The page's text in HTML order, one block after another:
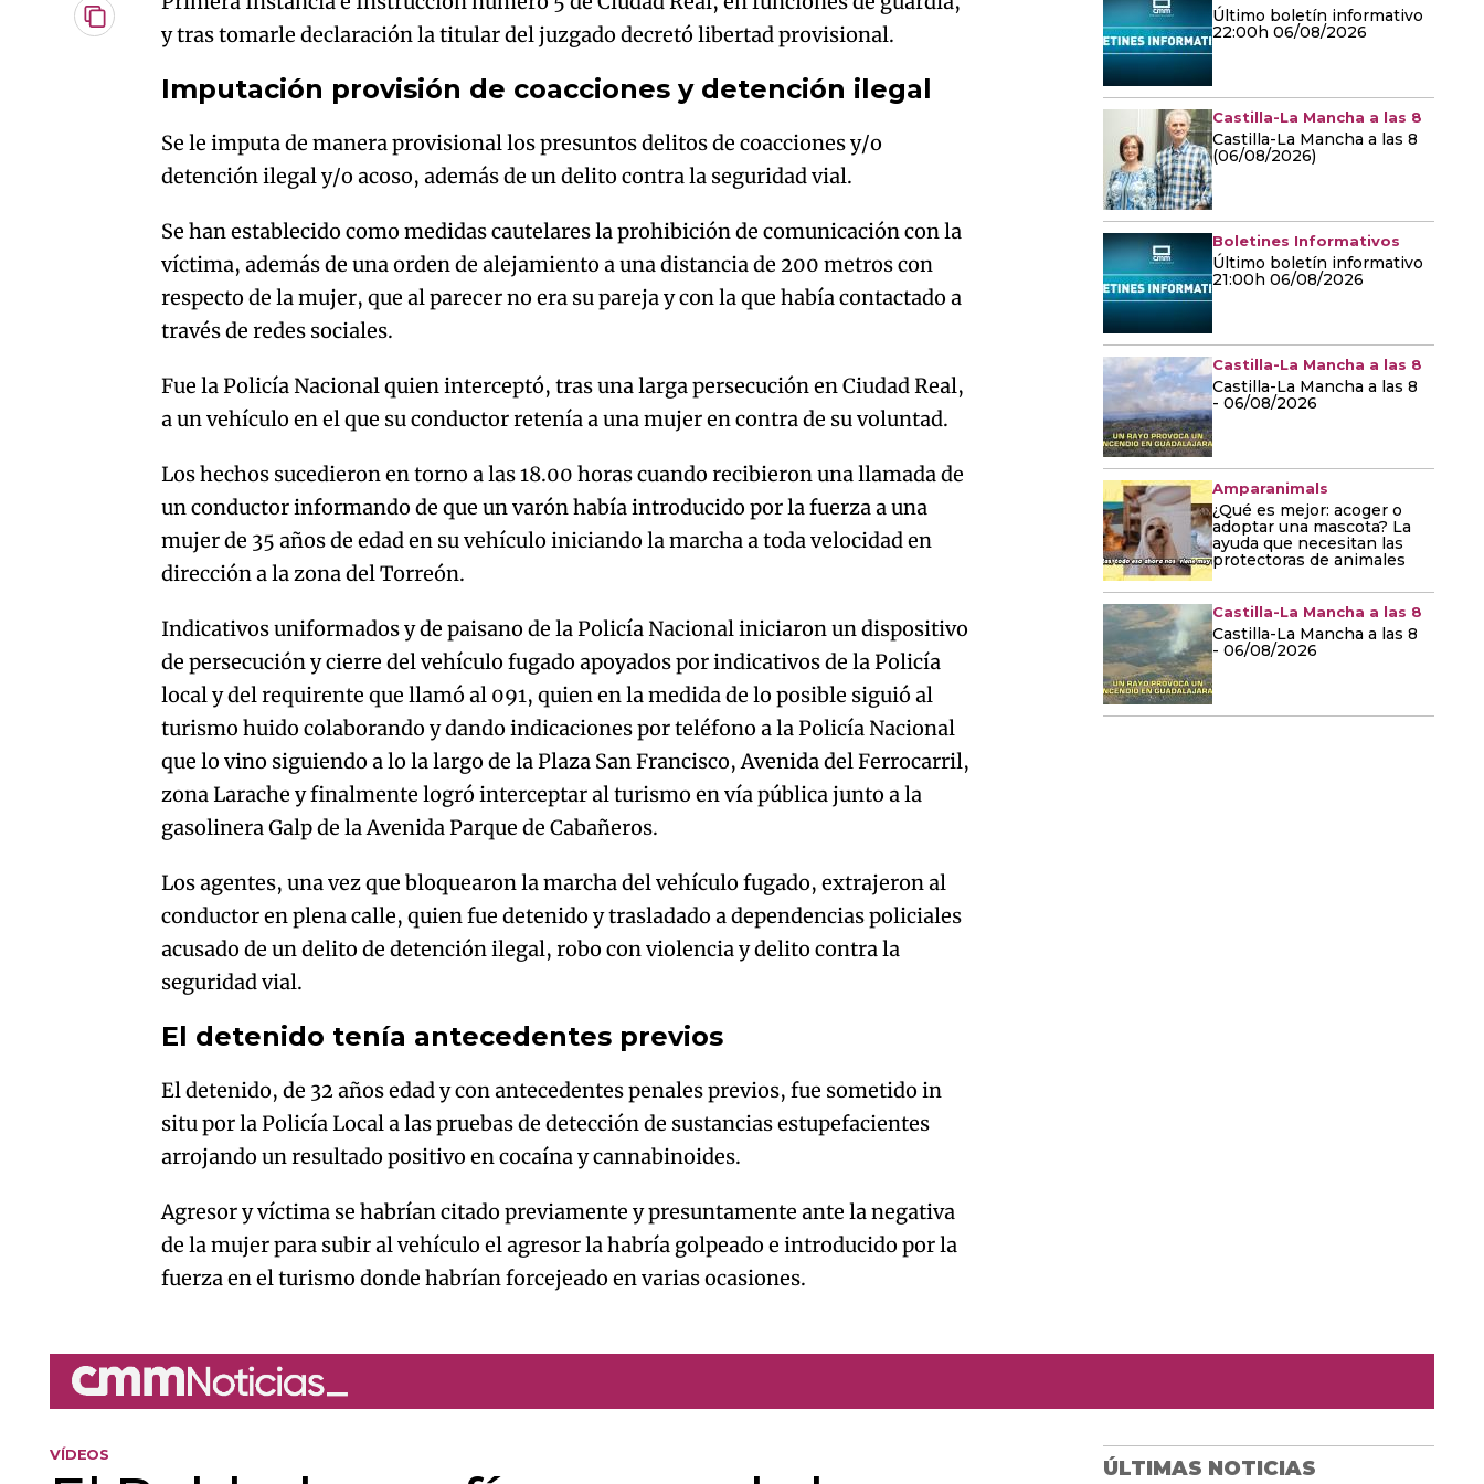
Copiar
y tras tomarle declaración la titular del juzgado decretó libertad provisional.
Imputación provisión de coacciones y detención ilegal
Se le imputa de manera provisional los presuntos delitos de coacciones y/o
detención ilegal y/o acoso, además de un delito contra la seguridad vial.
Se han establecido como medidas cautelares la prohibición de comunicación con la
víctima, además de una orden de alejamiento a una distancia de 200 metros con
respecto de la mujer, que al parecer no era su pareja y con la que había contactado a
través de redes sociales.
Fue la Policía Nacional quien interceptó, tras una larga persecución en Ciudad Real,
a un vehículo en el que su conductor retenía a una mujer en contra de su voluntad.
Los hechos sucedieron en torno a las 18.00 horas cuando recibieron una llamada de
un conductor informando de que un varón había introducido por la fuerza a una
mujer de 35 años de edad en su vehículo iniciando la marcha a toda velocidad en
dirección a la zona del Torreón.
Indicativos uniformados y de paisano de la Policía Nacional iniciaron un dispositivo
de persecución y cierre del vehículo fugado apoyados por indicativos de la Policía
local y del requirente que llamó al 091, quien en la medida de lo posible siguió al
turismo huido colaborando y dando indicaciones por teléfono a la Policía Nacional
que lo vino siguiendo a lo la largo de la Plaza San Francisco, Avenida del Ferrocarril,
zona Larache y finalmente logró interceptar al turismo en vía pública junto a la
gasolinera Galp de la Avenida Parque de Cabañeros.
Los agentes, una vez que bloquearon la marcha del vehículo fugado, extrajeron al
conductor en plena calle, quien fue detenido y trasladado a dependencias policiales
acusado de un delito de detención ilegal, robo con violencia y delito contra la
seguridad vial.
El detenido tenía antecedentes previos
El detenido, de 32 años edad y con antecedentes penales previos, fue sometido in
situ por la Policía Local a las pruebas de detección de sustancias estupefacientes
arrojando un resultado positivo en cocaína y cannabinoides.
Agresor y víctima se habrían citado previamente y presuntamente ante la negativa
de la mujer para subir al vehículo el agresor la habría golpeado e introducido por la
fuerza en el turismo donde habrían forcejeado en varias ocasiones.
Último boletín informativo
22:00h 06/08/2026
Castilla-La Mancha a las 8
Castilla-La Mancha a las 8
(06/08/2026)
Boletines Informativos
Último boletín informativo
21:00h 06/08/2026
Castilla-La Mancha a las 8
Castilla-La Mancha a las 8
- 06/08/2026
Amparanimals
¿Qué es mejor: acoger o
adoptar una mascota? La
ayuda que necesitan las
protectoras de animales
Castilla-La Mancha a las 8
Castilla-La Mancha a las 8
- 06/08/2026
VÍDEOS
ÚLTIMAS NOTICIAS